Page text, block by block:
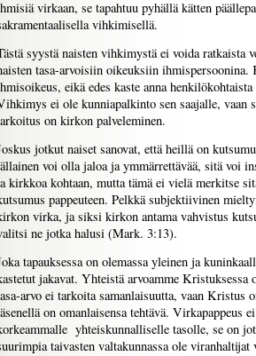
virkaan, se tapahtuu pyhällä kätten
vihkimisellä.
syystä naisten vihkimystä ei voida ratkaista
tasa-arvoisiin oikeuksiin
eikä edes kaste anna
ei ole kunniapalkinto sen saajalle, vaan
on kirkon palveleminen.
jotkut naiset sanovat, että heillä on
voi olla jaloa ja ymmärrettävää, sitä voi
kirkkoa kohtaan, mutta tämä ei vielä merkitse
pappeuteen. Pelkkä subjektiivinen
virka, ja siksi kirkon antama vahvistus
ne jotka halusi (Mark. 3:13).
tapauksessa on olemassa yleinen ja
jakavat. Yhteistä arvoamme Kristuksessa
arvo ei tarkoita samanlaisuutta, vaan Kristus
on omanlaisensa tehtävä. Virkapappeus
yhteiskunnalliselle tasolle, se on
taivasten valtakunnassa ole viranhaltijat